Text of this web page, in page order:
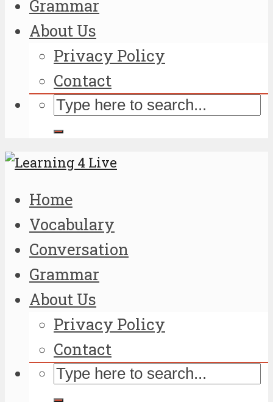
Grammar
About Us
Privacy Policy
Contact
Home
Vocabulary
Conversation
Grammar
About Us
Privacy Policy
Contact